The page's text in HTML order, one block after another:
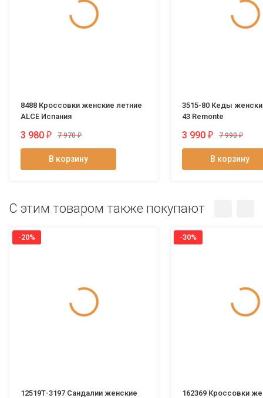
8488 Кроссовки женские летние
ALCE Испания
3 980 ₽ 7 970₽
В корзину
3515-80 Кеды
43 Remonte
3 990 ₽ 7 990₽
В корзину
C этим товаром также покупают
-20%
12519Т-3197 Сандалии женские
-30%
162369 Кроссовки